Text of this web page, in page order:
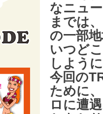
なニュ
までは
の一部
いつど
しよう
今回の
ために
ロに遭